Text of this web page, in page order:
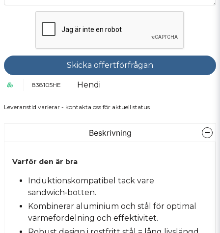
Skicka offertförfrågan
838105HE Hendi
Leveranstid varierar - kontakta oss för aktuell status
Beskrivning
Varför den är bra
Induktionskompatibel tack vare
sandwich‑botten.
Kombinerar aluminium och stål för optimal
värmefördelning och effektivitet.